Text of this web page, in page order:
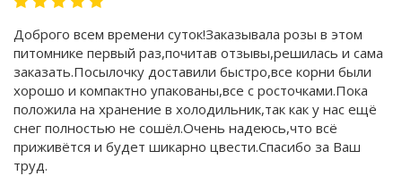
Доброго всем времени суток!Заказывала розы в этом
питомнике первый раз,почитав отзывы,решилась и сама
заказать.Посылочку доставили быстро,все корни были
хорошо и компактно упакованы,все с росточками.Пока
положила на хранение в холодильник,так как у нас ещё
снег полностью не сошёл.Очень надеюсь,что всё
приживётся и будет шикарно цвести.Спасибо за Ваш
труд.